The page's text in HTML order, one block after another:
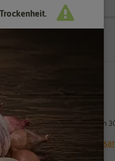
3,96 €
Niedrigster Preis der letzten
* inkl. 7% MwSt. zzgl.